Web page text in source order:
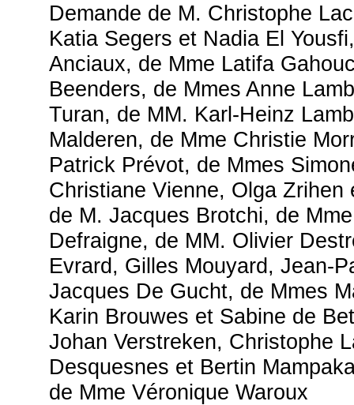
Demande de M. Christophe
Katia Segers et Nadia El
Anciaux, de Mme Latifa
Beenders, de Mmes Anne
Turan, de MM. Karl-Heinz
Malderen, de Mme Christie
Patrick Prévot, de Mmes
Christiane Vienne, Olga Zrihen
de M. Jacques Brotchi, de
Defraigne, de MM. Olivier
Evrard, Gilles Mouyard, Jean-
Jacques De Gucht, de Mmes
Karin Brouwes et Sabine de
Johan Verstreken, Christophe
Desquesnes et Bertin
de Mme Véronique Waroux